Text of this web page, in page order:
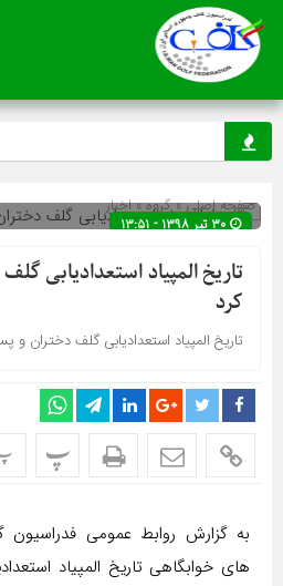
صفحه اصلی» گروه »اخبار
۳۰ تیر ۱۳۹۸ - ۱۳:۵۱
تاریخ المپیاد استعدادیابی
کرد
تاریخ المپیاد استعدادیابی گلف دختران و
پ پ
به گزارش روابط عمومی
های خوابگاهی تاریخ المپیاد